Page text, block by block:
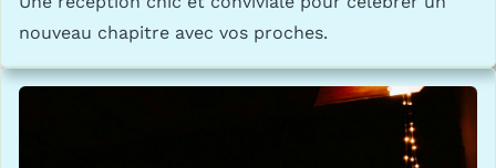
nouveau chapitre avec vos proches.